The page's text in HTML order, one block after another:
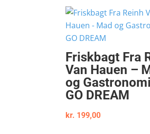
Friskbagt Fra
Van Hauen –
og
GO DREAM
kr. 199,00